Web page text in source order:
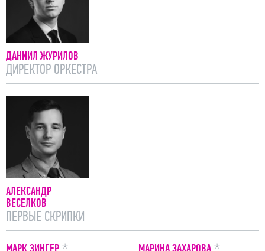
ДАНИИЛ ЖУРИЛОВ
ДИРЕКТОР ОРКЕСТРА
АЛЕКСАНДР
ВЕСЕЛКОВ
ПЕРВЫЕ СКРИПКИ
ПРИМЕЧАНИЕ ПРИМЕЧАНИЕ